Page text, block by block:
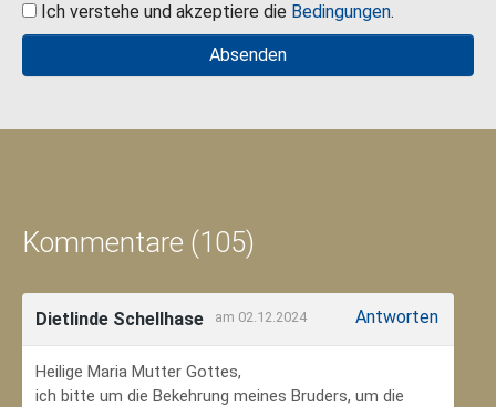
Ich verstehe und akzeptiere die Bedingungen.
Kommentare (105)
Dietlinde Schellhase am 02.12.2024 Antworten
Heilige Maria Mutter Gottes,
ich bitte um die Bekehrung meines Bruders, um die